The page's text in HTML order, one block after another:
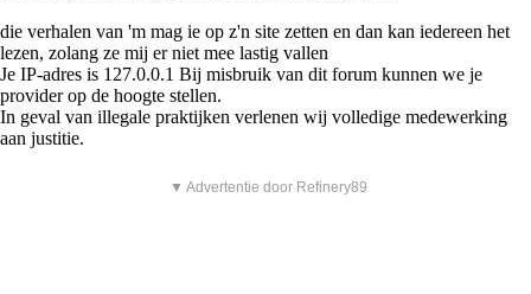
die verhalen van 'm mag ie op z'n site zetten en dan kan iedereen het
lezen, zolang ze mij er niet mee lastig vallen
Je IP-adres is 127.0.0.1 Bij misbruik van dit forum kunnen we je
provider op de hoogte stellen.
In geval van illegale praktijken verlenen wij volledige medewerking
aan justitie.
▼ Advertentie door Refinery89